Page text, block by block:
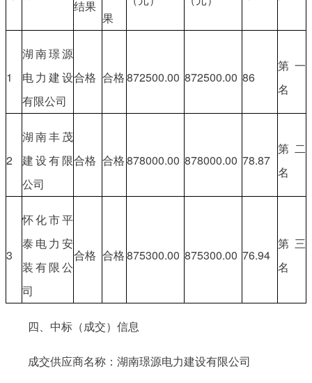
结果
果
1
湖南璟源
电力建设
有限公司
合格 合格872500.00 872500.00 86
第一
名
2
湖南丰茂
建设有限
公司
合格 合格878000.00 878000.00 78.87
第二
名
3
怀化市平
泰电力安
装有限公
司
合格 合格875300.00 875300.00 76.94
第三
名
四、中标（成交）信息
成交供应商名称：湖南璟源电力建设有限公司